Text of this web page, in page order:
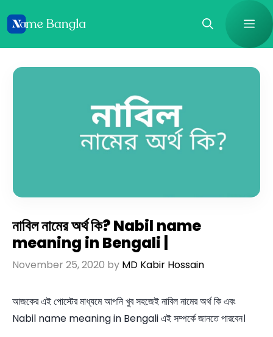
নাবিল নামের অর্থ কি? Nabil name
meaning in Bengali |
November 25, 2020 by MD Kabir Hossain
আজকের এই পোস্টের মাধ্যমে আপনি খুব সহজেই নাবিল নামের অর্থ কি এবং
Nabil name meaning in Bengali এই সম্পর্কে জানতে পারবেন।